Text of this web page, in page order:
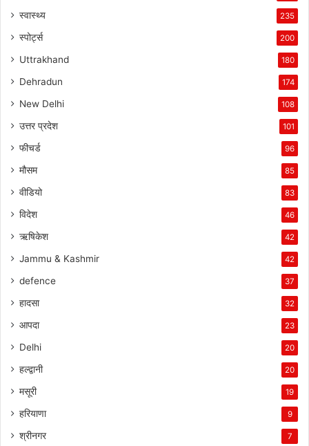
स्वास्थ्य 235
स्पोर्ट्स 200
Uttrakhand 180
Dehradun 174
New Delhi 108
उत्तर प्रदेश 101
फीचर्ड 96
मौसम 85
वीडियो 83
विदेश 46
ऋषिकेश 42
Jammu & Kashmir 42
defence 37
हादसा 32
आपदा 23
Delhi 20
हल्द्वानी 20
मसूरी 19
हरियाणा 9
श्रीनगर 7